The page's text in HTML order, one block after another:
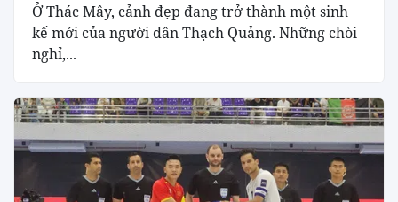
Ở Thác Mây, cảnh đẹp đang trở thành một sinh
kế mới của người dân Thạch Quảng. Những chòi
nghỉ,...